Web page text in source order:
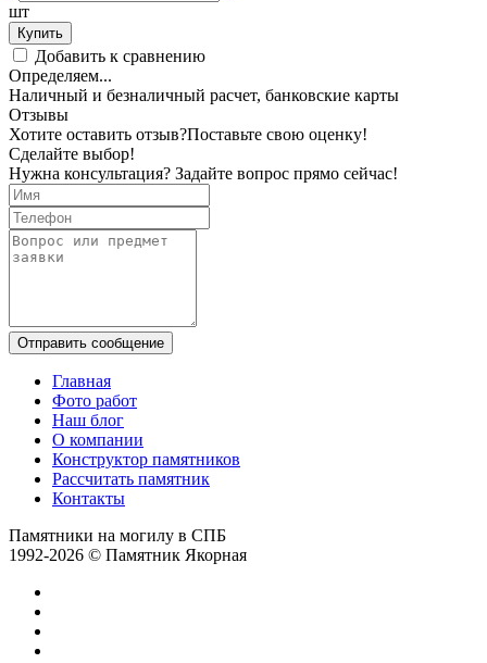
шт
Купить
Добавить к сравнению
Определяем...
Наличный и безналичный расчет, банковские карты
Отзывы
Хотите оставить отзыв?Поставьте свою оценку!
Сделайте выбор!
Нужна консультация? Задайте вопрос прямо сейчас!
Отправить сообщение
Главная
Фото работ
Наш блог
О компании
Конструктор памятников
Рассчитать памятник
Контакты
Памятники на могилу в СПБ
1992-2026 © Памятник Якорная